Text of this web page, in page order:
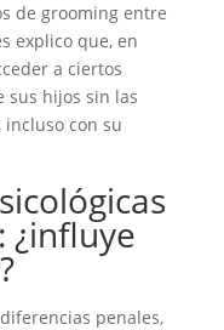
de grooming entre
explico que, en
a ciertos
sus hijos sin las
incluso con su
¿influye
penales,